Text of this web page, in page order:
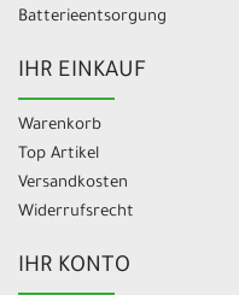
Batterieentsorgung
IHR EINKAUF
Warenkorb
Top Artikel
Versandkosten
Widerrufsrecht
IHR KONTO